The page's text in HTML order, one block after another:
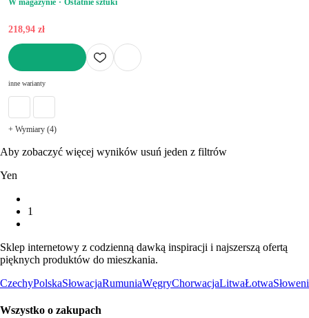
W magazynie Ostatnie sztuki
218,94 zł
inne warianty
+ Wymiary (4)
Aby zobaczyć więcej wyników usuń jeden z filtrów
Yen
1
Sklep internetowy z codzienną dawką inspiracji i najszerszą ofertą
pięknych produktów do mieszkania.
CzechyPolskaSłowacjaRumuniaWęgryChorwacjaLitwaŁotwa
Wszystko o zakupach